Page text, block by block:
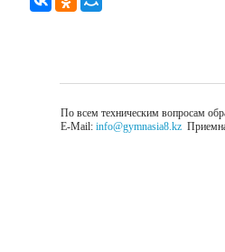
По всем техническим вопросам
E-Mail: info@gymnasia8.kz